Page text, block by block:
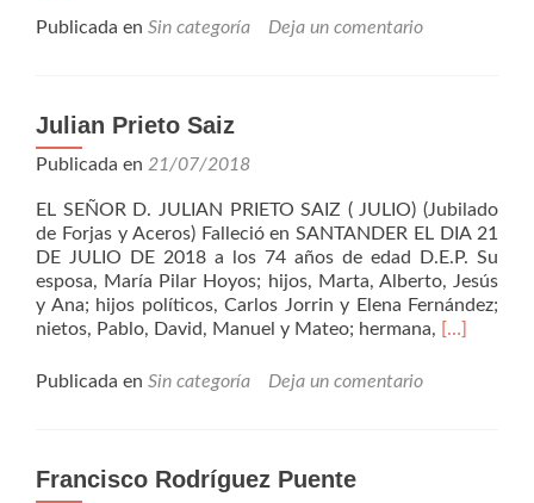
Publicada en Sin categoría Deja un comentario
Julian Prieto Saiz
Publicada en 21/07/2018
EL SEÑOR D. JULIAN PRIETO SAIZ ( JULIO) (Jubilado
de Forjas y Aceros) Falleció en SANTANDER EL DIA 21
DE JULIO DE 2018 a los 74 años de edad D.E.P. Su
esposa, María Pilar Hoyos; hijos, Marta, Alberto, Jesús
y Ana; hijos políticos, Carlos Jorrin y Elena Fernández;
nietos, Pablo, David, Manuel y Mateo; hermana, Leer
[…]
Publicada en Sin categoría Deja un comentario
Francisco Rodríguez Puente